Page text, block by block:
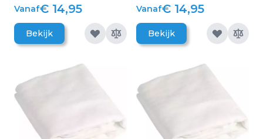
Vanaf€ 14,95
Bekijk
Vanaf€ 14,95
Bekijk